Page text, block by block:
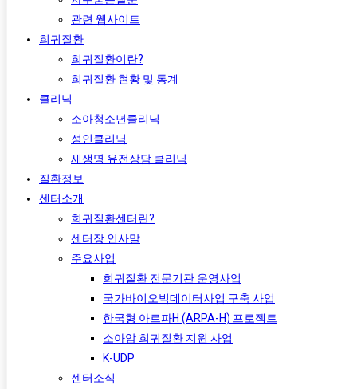
관련 웹사이트
희귀질환
희귀질환이란?
희귀질환 현황 및 통계
클리닉
소아청소년클리닉
성인클리닉
새생명 유전상담 클리닉
질환정보
센터소개
희귀질환센터란?
센터장 인사말
주요사업
희귀질환 전문기관 운영사업
국가바이오빅데이터사업 구축 사업
한국형 아르파H (ARPA-H) 프로젝트​
소아암 희귀질환 지원 사업
K-UDP
센터소식